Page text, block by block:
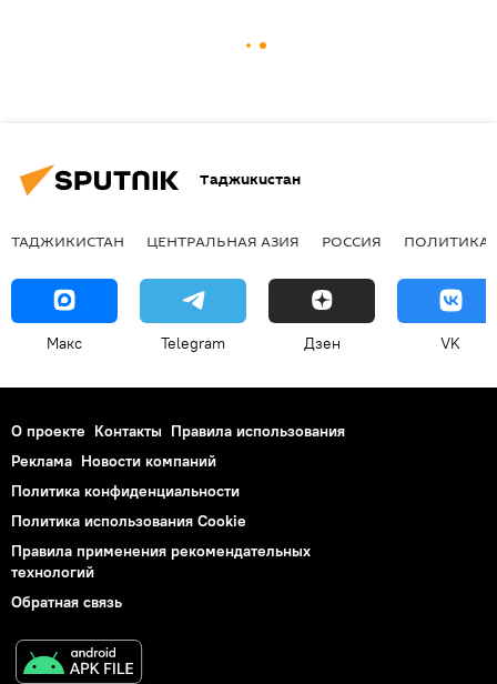
Таджикистан
ТАДЖИКИСТАН ЦЕНТРАЛЬНАЯ АЗИЯ РОССИЯ ПОЛИТИКА
Макс Telegram Дзен VK
О проекте Контакты Правила использования
Реклама Новости компаний
Политика конфиденциальности
Политика использования Cookie
Правила применения рекомендательных
технологий
Обратная связь